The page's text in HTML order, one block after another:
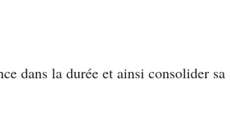
dans la durée et ainsi consolider sa